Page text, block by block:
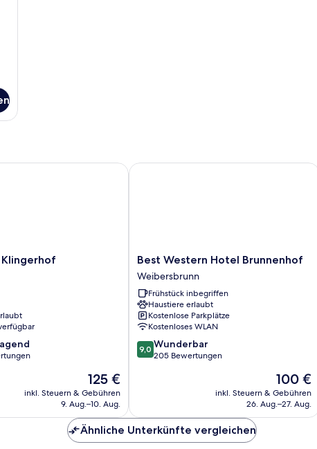
Der
Preis
beträgt
125 €
inkl. Steuern & Gebühren
9. Aug.–10. Aug.
Best
Western
Hotel
Brunnenhof
Weibersbrunn
Best Western Hotel Brunnenhof
Weibersbrunn
Frühstück inbegriffen
Haustiere erlaubt
Kostenlose Parkplätze
Kostenloses WLAN
9.0
von
9,0 Wunderbar
205 Bewertungen
Der
Preis
beträgt
100 €
inkl. Steuern & Gebühren
26. Aug.–27. Aug.
Best Western Hotel Brunnenhof
Ähnliche Unterkünfte vergleichen